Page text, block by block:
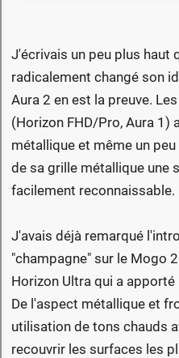
J'écrivais un peu plus haut
radicalement changé son
Aura 2 en est la preuve.
(Horizon FHD/Pro, Aura 1)
métallique et même un
de sa grille métallique une
facilement reconnaissable.
J'avais déjà remarqué
"champagne" sur le Mogo
Horizon Ultra qui a
De l'aspect métallique et
utilisation de tons chauds
recouvrir les surfaces les